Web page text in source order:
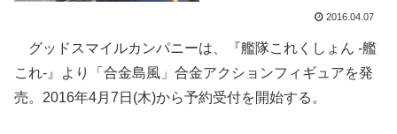
2016.04.07
グッドスマイルカンパニーは、『艦隊これくしょん ‐艦
これ‐』より「合金島風」合金アクションフィギュアを発
売。2016年4月7日(木)から予約受付を開始する。